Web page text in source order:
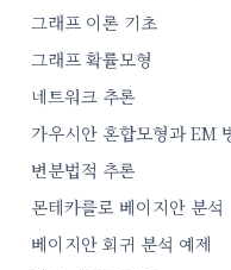
그래프 이론 기초
그래프 확률모형
네트워크 추론
가우시안 혼합모형과 EM
변분법적 추론
몬테카를로 베이지안 분석
베이지안 회귀 분석 예제